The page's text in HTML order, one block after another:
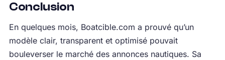
Conclusion
En quelques mois, Boatcible.com a prouvé qu’un
modèle clair, transparent et optimisé pouvait
bouleverser le marché des annonces nautiques. Sa